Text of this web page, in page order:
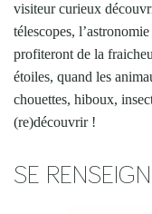
visiteur curieux
télescopes,
profiteront de la
étoiles, quand les
chouettes, hiboux,
(re)découvrir !
SE